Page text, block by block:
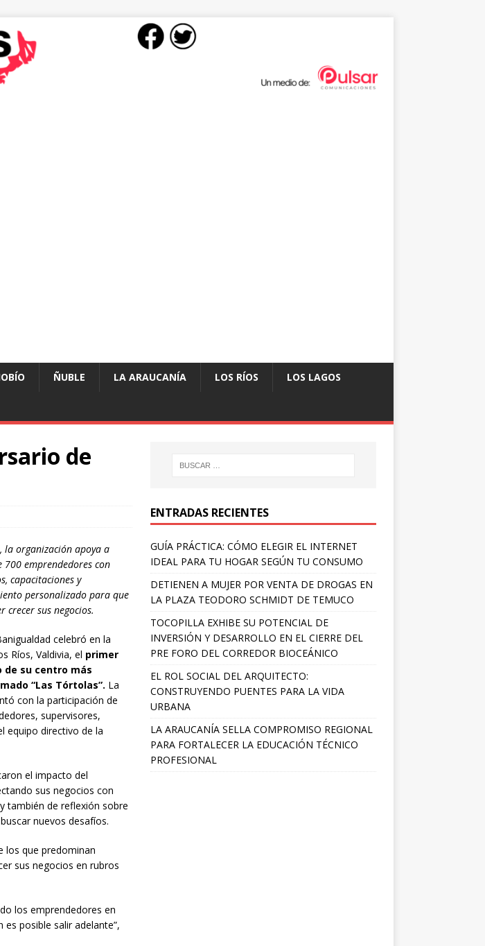
ÑUBLE LA ARAUCANÍA LOS RÍOS LOS LAGOS
de
la organización apoya a
700 emprendedores con
capacitaciones y
personalizado para que
crecer sus negocios.
celebró en la
Ríos, Valdivia, el primer
de su centro más
“Las Tórtolas”. La
con la participación de
supervisores,
equipo directivo de la
el impacto del
sus negocios con
también de reflexión sobre
nuevos desafíos.
los que predominan
sus negocios en rubros
los emprendedores en
posible salir adelante”,
ENTRADAS RECIENTES
GUÍA PRÁCTICA: CÓMO ELEGIR EL INTERNET
IDEAL PARA TU HOGAR SEGÚN TU CONSUMO
DETIENEN A MUJER POR VENTA DE DROGAS EN
LA PLAZA TEODORO SCHMIDT DE TEMUCO
TOCOPILLA EXHIBE SU POTENCIAL DE
INVERSIÓN Y DESARROLLO EN EL CIERRE DEL
PRE FORO DEL CORREDOR BIOCEÁNICO
EL ROL SOCIAL DEL ARQUITECTO:
CONSTRUYENDO PUENTES PARA LA VIDA
URBANA
LA ARAUCANÍA SELLA COMPROMISO REGIONAL
PARA FORTALECER LA EDUCACIÓN TÉCNICO
PROFESIONAL